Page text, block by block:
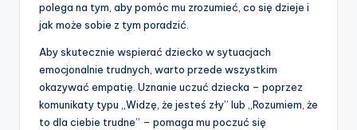
polega na tym, aby pomóc mu zrozumieć, co się dzieje i
jak może sobie z tym poradzić.
Aby skutecznie wspierać dziecko w sytuacjach
emocjonalnie trudnych, warto przede wszystkim
okazywać empatię. Uznanie uczuć dziecka – poprzez
komunikaty typu „Widzę, że jesteś zły” lub „Rozumiem, że
to dla ciebie trudne” – pomaga mu poczuć się